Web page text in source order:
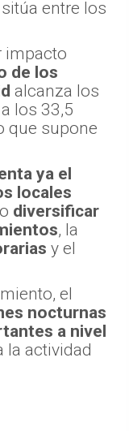
entre los
impacto
de los
alcanza los
los 33,5
que supone
ya el
locales
diversificar
, la
y el
el
nocturnas
a nivel
la actividad